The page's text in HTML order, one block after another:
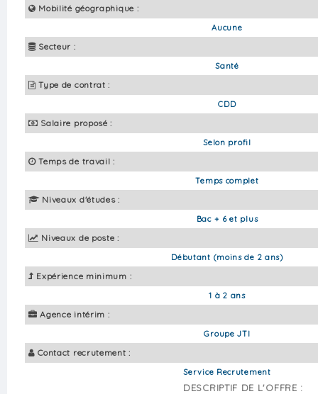
Mobilité géographique :
Aucune
Secteur :
Santé
Type de contrat :
CDD
Salaire proposé :
Selon profil
Temps de travail :
Temps complet
Niveaux d'études :
Bac + 6 et plus
Niveaux de poste :
Débutant (moins de 2 ans)
Expérience minimum :
1 à 2 ans
Agence intérim :
Groupe JTI
Contact recrutement :
Service Recrutement
DESCRIPTIF DE L'OFFRE :